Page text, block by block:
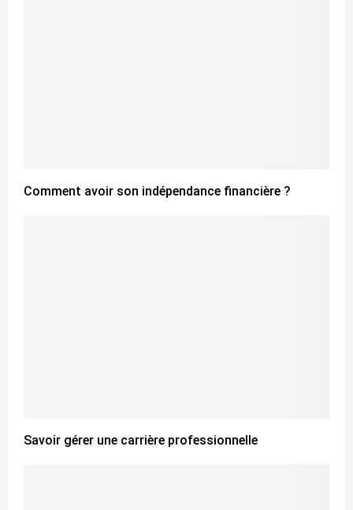
Comment avoir son indépendance financière ?
Savoir gérer une carrière professionnelle